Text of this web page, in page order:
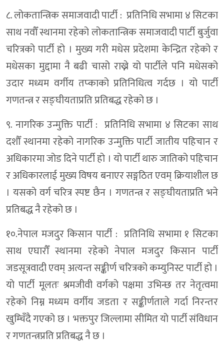
८. लोकतान्त्रिक समाजवादी पार्टी : प्रतिनिधि सभामा ४ सिटका
साथ नवौँ स्थानमा रहेको लोकतान्त्रिक समाजवादी पार्टी बुर्जुवा
चरित्रको पार्टी हो । मुख्य गरी मधेस प्रदेशमा केन्द्रित रहेको र
मधेसका मुद्दामा नै बढी चासो राख्ने यो पार्टीले पनि मधेसको
उदार मध्यम वर्गीय तप्काको प्रतिनिधित्व गर्दछ । यो पार्टी
गणतन्त्र र सङ्घीयताप्रति प्रतिबद्ध रहेको छ ।
९. नागरिक उन्मुक्ति पार्टी : प्रतिनिधि सभामा ४ सिटका साथ
दशौँ स्थानमा रहेको नागरिक उन्मुक्ति पार्टी जातीय पहिचान र
अधिकारमा जोड दिने पार्टी हो । यो पार्टी थारु जातिको पहिचान
र अधिकारलाई मुख्य विषय बनाएर सङ्गठित एवम् क्रियाशील छ
। यसको वर्ग चरित्र स्पष्ट छैन । गणतन्त्र र सङ्घीयताप्रति भने
प्रतिबद्ध नै रहेको छ ।
१०.नेपाल मजदुर किसान पार्टी : प्रतिनिधि सभामा १ सिटका
साथ एघारौँ स्थानमा रहेको नेपाल मजदुर किसान पार्टी
जडसूत्रवादी एवम् अत्यन्त सङ्कीर्ण चरित्रको कम्युनिस्ट पार्टी हो ।
यो पार्टी मूलतः श्रमजीवी वर्गको पक्षमा उभिन्छ तर नेतृत्वमा
रहेको निम्न मध्यम वर्गीय जडता र सङ्कीर्णताले गर्दा निरन्तर
खुम्चिँदै गएको छ । भक्तपुर जिल्लामा सीमित यो पार्टी संविधान
र गणतन्त्रप्रति प्रतिबद्ध नै छ ।